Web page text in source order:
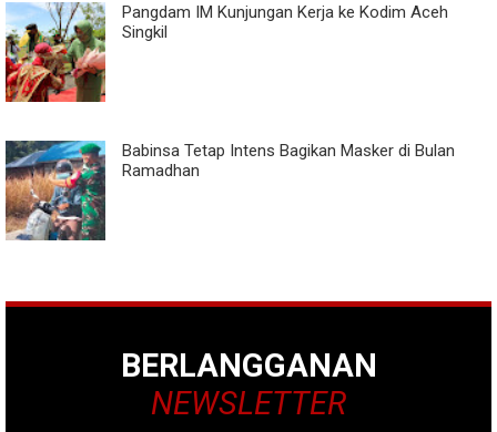
Pangdam IM Kunjungan Kerja ke Kodim Aceh
Singkil
Babinsa Tetap Intens Bagikan Masker di Bulan
Ramadhan
BERLANGGANAN
NEWSLETTER